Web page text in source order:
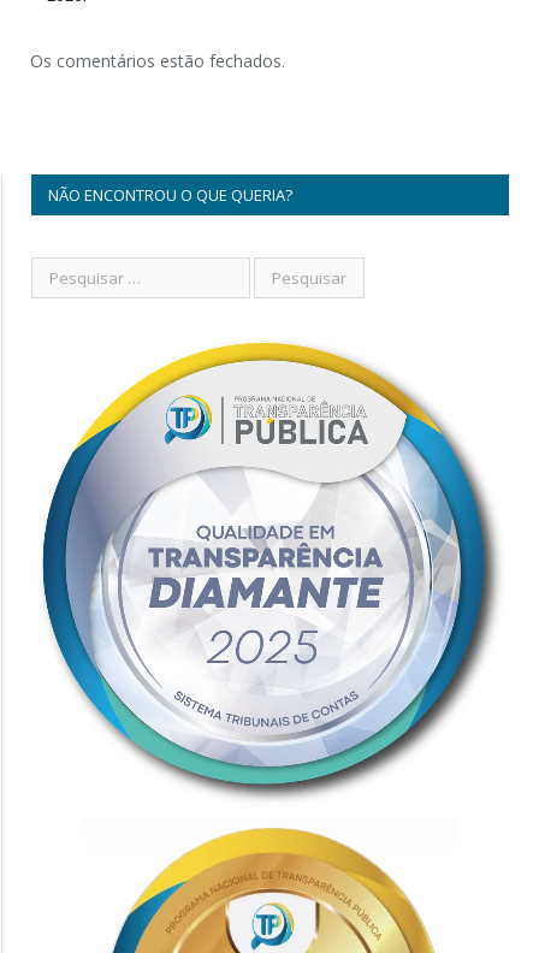
Os comentários estão fechados.
NÃO ENCONTROU O QUE QUERIA?